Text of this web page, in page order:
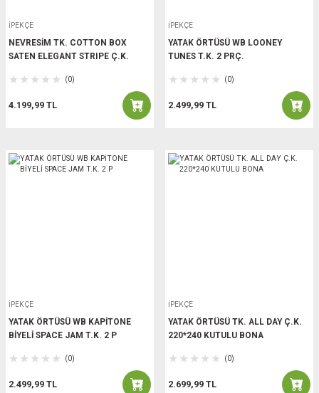
İPEKÇE
NEVRESİM TK. COTTON BOX
SATEN ELEGANT STRIPE Ç.K.
(0)
4.199,99 TL
İPEKÇE
YATAK ÖRTÜSÜ WB LOONEY
TUNES T.K. 2 PRÇ.
(0)
2.499,99 TL
İPEKÇE
YATAK ÖRTÜSÜ WB KAPİTONE
BİYELİ SPACE JAM T.K. 2 P
(0)
2.499,99 TL
İPEKÇE
YATAK ÖRTÜSÜ TK. ALL DAY Ç.K.
220*240 KUTULU BONA
(0)
2.699,99 TL